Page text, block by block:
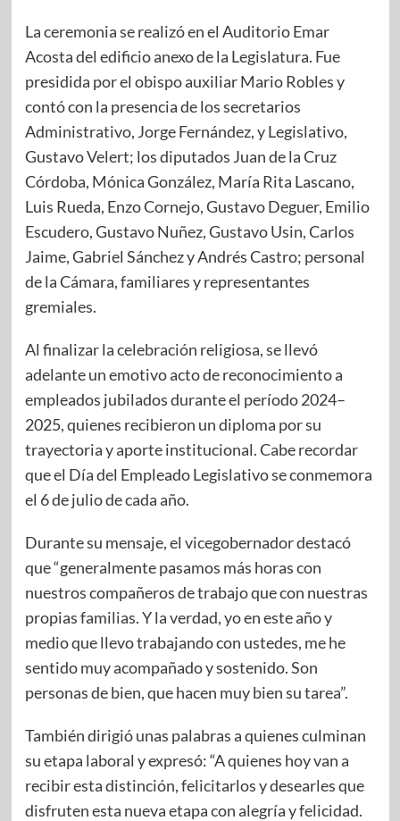
La ceremonia se realizó en el Auditorio Emar
Acosta del edificio anexo de la Legislatura. Fue
presidida por el obispo auxiliar Mario Robles y
contó con la presencia de los secretarios
Administrativo, Jorge Fernández, y Legislativo,
Gustavo Velert; los diputados Juan de la Cruz
Córdoba, Mónica González, María Rita Lascano,
Luis Rueda, Enzo Cornejo, Gustavo Deguer, Emilio
Escudero, Gustavo Nuñez, Gustavo Usin, Carlos
Jaime, Gabriel Sánchez y Andrés Castro; personal
de la Cámara, familiares y representantes
gremiales.
Al finalizar la celebración religiosa, se llevó
adelante un emotivo acto de reconocimiento a
empleados jubilados durante el período 2024–
2025, quienes recibieron un diploma por su
trayectoria y aporte institucional. Cabe recordar
que el Día del Empleado Legislativo se conmemora
el 6 de julio de cada año.
Durante su mensaje, el vicegobernador destacó
que “generalmente pasamos más horas con
nuestros compañeros de trabajo que con nuestras
propias familias. Y la verdad, yo en este año y
medio que llevo trabajando con ustedes, me he
sentido muy acompañado y sostenido. Son
personas de bien, que hacen muy bien su tarea”.
También dirigió unas palabras a quienes culminan
su etapa laboral y expresó: “A quienes hoy van a
recibir esta distinción, felicitarlos y desearles que
disfruten esta nueva etapa con alegría y felicidad.